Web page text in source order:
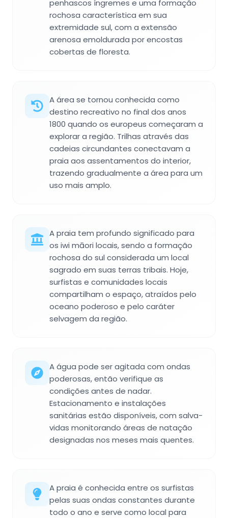
penhascos íngremes e uma formação
rochosa característica em sua
extremidade sul, com a extensão
arenosa emoldurada por encostas
cobertas de floresta.
A área se tornou conhecida como
destino recreativo no final dos anos
1800 quando os europeus começaram a
explorar a região. Trilhas através das
cadeias circundantes conectavam a
praia aos assentamentos do interior,
trazendo gradualmente a área para um
uso mais amplo.
A praia tem profundo significado para
os iwi māori locais, sendo a formação
rochosa do sul considerada um local
sagrado em suas terras tribais. Hoje,
surfistas e comunidades locais
compartilham o espaço, atraídos pelo
oceano poderoso e pelo caráter
selvagem da região.
A água pode ser agitada com ondas
poderosas, então verifique as
condições antes de nadar.
Estacionamento e instalações
sanitárias estão disponíveis, com salva-
vidas monitorando áreas de natação
designadas nos meses mais quentes.
A praia é conhecida entre os surfistas
pelas suas ondas constantes durante
todo o ano e serve como local para